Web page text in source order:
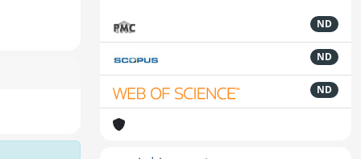
ND
ND
ND